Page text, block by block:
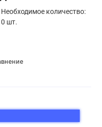
Необходимое количество:
0 шт.